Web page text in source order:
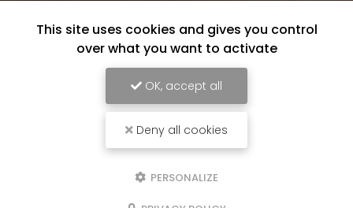
This site uses cookies and gives you control
over what you want to activate
OK, accept all
Deny all cookies
PERSONALIZE